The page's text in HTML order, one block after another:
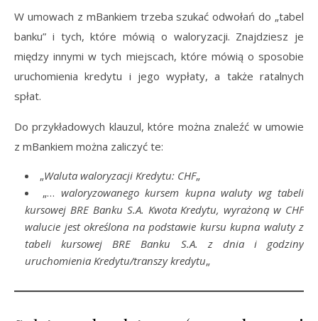
W umowach z mBankiem trzeba szukać odwołań do „tabel
banku” i tych, które mówią o waloryzacji. Znajdziesz je
między innymi w tych miejscach, które mówią o sposobie
uruchomienia kredytu i jego wypłaty, a także ratalnych
spłat.
Do przykładowych klauzul, które można znaleźć w umowie
z mBankiem można zaliczyć te:
„Waluta waloryzacji Kredytu: CHF„
„… waloryzowanego kursem kupna waluty wg tabeli
kursowej BRE Banku S.A. Kwota Kredytu, wyrażoną w CHF
walucie jest określona na podstawie kursu kupna waluty z
tabeli kursowej BRE Banku S.A. z dnia i godziny
uruchomienia Kredytu/transzy kredytu„